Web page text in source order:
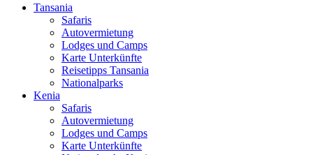
Tansania
Safaris
Autovermietung
Lodges und Camps
Karte Unterkünfte
Reisetipps Tansania
Nationalparks
Kenia
Safaris
Autovermietung
Lodges und Camps
Karte Unterkünfte